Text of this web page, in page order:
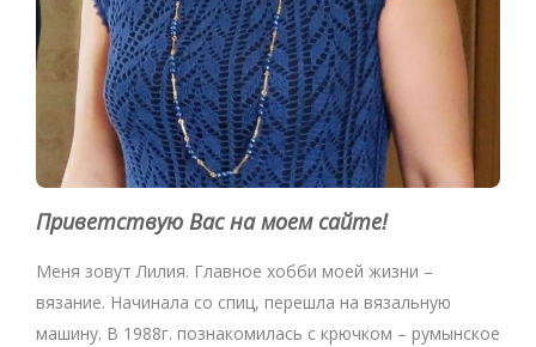
Приветствую Вас на моем сайте!
Меня зовут Лилия. Главное хобби моей жизни –
вязание. Начинала со спиц, перешла на вязальную
машину. В 1988г. познакомилась с крючком – румынское